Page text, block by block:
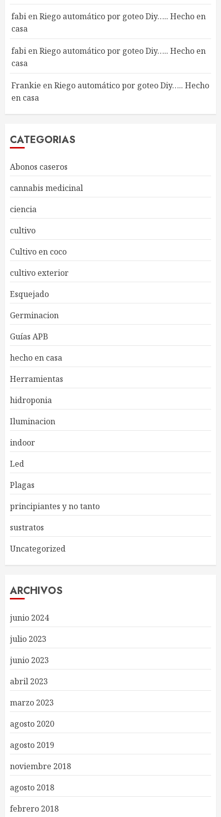
fabi enRiego automático por goteo Diy….. Hecho en
casa
fabi enRiego automático por goteo Diy….. Hecho en
casa
Frankie enRiego automático por goteo Diy….. Hecho
en casa
CATEGORIAS
Abonos caseros
cannabis medicinal
ciencia
cultivo
Cultivo en coco
cultivo exterior
Esquejado
Germinacion
Guías APB
hecho en casa
Herramientas
hidroponia
Iluminacion
indoor
Led
Plagas
principiantes y no tanto
sustratos
Uncategorized
ARCHIVOS
junio 2024
julio 2023
junio 2023
abril 2023
marzo 2023
agosto 2020
agosto 2019
noviembre 2018
agosto 2018
febrero 2018